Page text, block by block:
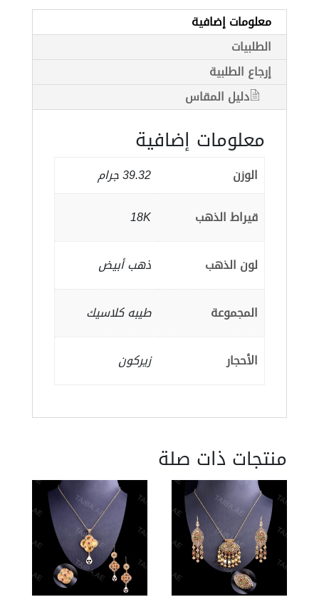
معلومات إضافية
الطلبيات
إرجاع الطلبية
دليل المقاس
معلومات إضافية
الوزن
39.32 جرام
قيراط الذهب
18K
لون الذهب ذهب أبيض
المجموعة طيبه كلاسيك
الأحجار زيركون
منتجات ذات صلة